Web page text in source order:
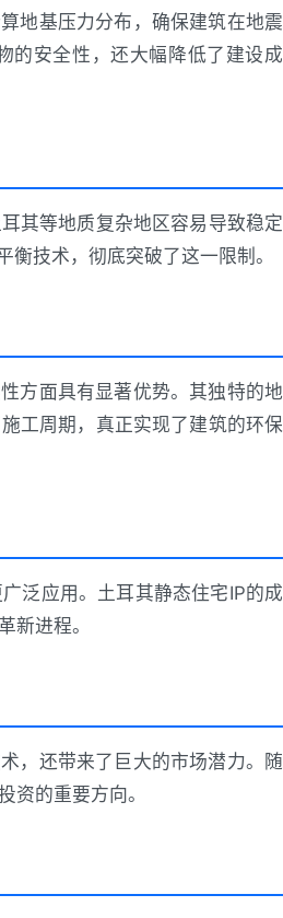
地基压力分布，确保建筑在地震
的安全性，还大幅降低了建设成
其等地质复杂地区容易导致稳定
技术，彻底突破了这一限制。
方面具有显著优势。其独特的地
工周期，真正实现了建筑的环保
泛应用。土耳其静态住宅IP的成
新进程。
，还带来了巨大的市场潜力。随
资的重要方向。